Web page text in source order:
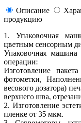
Описание
продукцию
1. Упаковочная
цветным сенсорным
Упаковочная
операции:
Изготовление
фотометки,
весового дозатора)
верхнего шва,
2. Изготовление
пленке от 35 мкм.